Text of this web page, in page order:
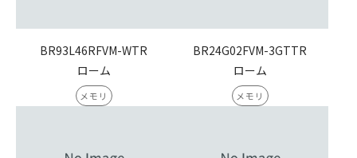
BR93L46RFVM-WTR
ローム
メモリ
BR24G02FVM-3GTTR
ローム
メモリ